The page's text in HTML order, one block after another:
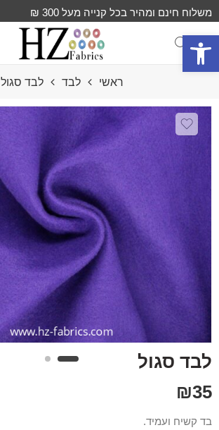
פתח סרגל נגישות
משלוח חינם ומהיר בכל קנייה מעל 300 ₪
ראשי לבד לבד סגול
לבד סגול
₪35
בד קשיח ועמיד.